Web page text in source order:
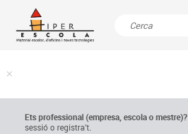
Ets professional (empresa,escola o mestre)?
sessió o registra't.